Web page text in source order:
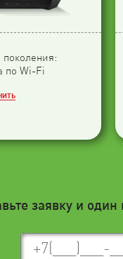
поколения:
по Wi-Fi
заявку и